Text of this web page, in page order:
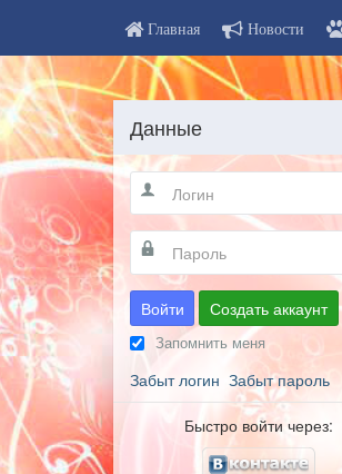
Главная Новости
Данные
Войти Создать аккаунт
Запомнить меня
Забыт логин Забыт пароль
Быстро войти через: